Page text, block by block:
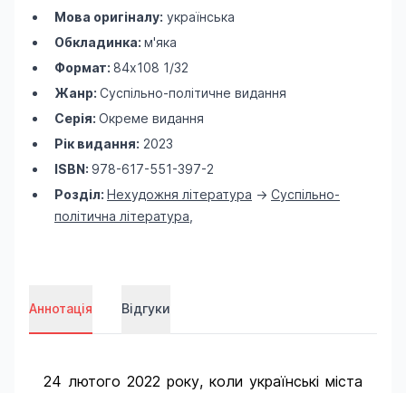
Мова оригіналу: українська
Обкладинка: м'яка
Формат: 84х108 1/32
Жанр: Суспільно-політичне видання
Серія: Окреме видання
Рік видання: 2023
ISBN: 978-617-551-397-2
Розділ: Нехудожня література -> Суспільно-
політична література
Аннотація Відгуки
24 лютого 2022 року, коли українські міста